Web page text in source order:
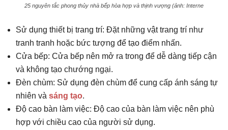
25 nguyên tắc phong thủy nhà bếp hòa hợp và thịnh vượng (ảnh: Interne
Sử dụng thiết bị trang trí: Đặt những vật trang trí như
tranh tranh hoặc bức tượng để tạo điểm nhấn.
Cửa bếp: Cửa bếp nên mở ra trong để dễ dàng tiếp cận
và không tạo chướng ngại.
Đèn chùm: Sử dụng đèn chùm để cung cấp ánh sáng tự
nhiên và sáng tạo.
Độ cao bàn làm việc: Độ cao của bàn làm việc nên phù
hợp với chiều cao của người sử dụng.